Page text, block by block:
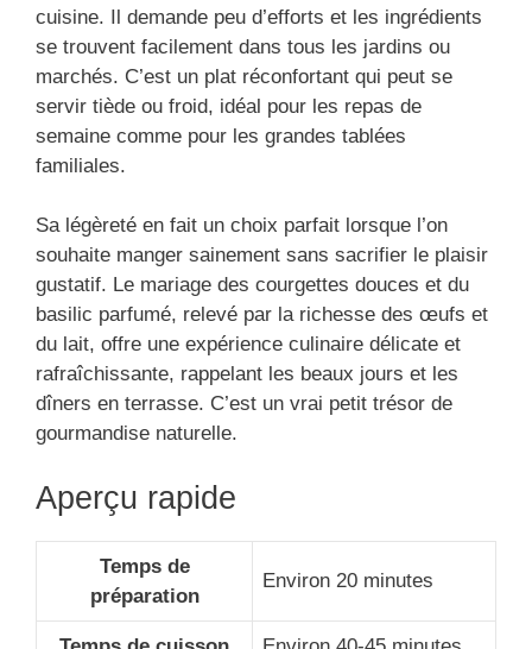
cuisine. Il demande peu d’efforts et les ingrédients
se trouvent facilement dans tous les jardins ou
marchés. C’est un plat réconfortant qui peut se
servir tiède ou froid, idéal pour les repas de
semaine comme pour les grandes tablées
familiales.
Sa légèreté en fait un choix parfait lorsque l’on
souhaite manger sainement sans sacrifier le plaisir
gustatif. Le mariage des courgettes douces et du
basilic parfumé, relevé par la richesse des œufs et
du lait, offre une expérience culinaire délicate et
rafraîchissante, rappelant les beaux jours et les
dîners en terrasse. C’est un vrai petit trésor de
gourmandise naturelle.
Aperçu rapide
Temps de
préparation
Environ 20 minutes